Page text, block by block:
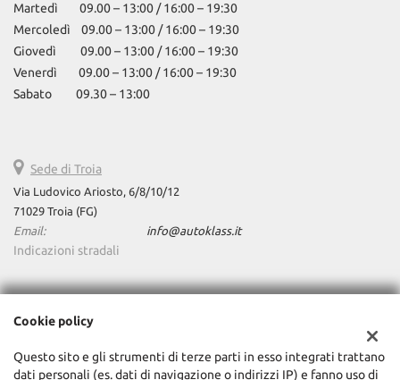
Martedì 09.00 – 13:00 / 16:00 – 19:30
Mercoledì 09.00 – 13:00 / 16:00 – 19:30
Giovedì 09.00 – 13:00 / 16:00 – 19:30
Venerdì 09.00 – 13:00 / 16:00 – 19:30
Sabato 09.30 – 13:00
Sede di Troia
Via Ludovico Ariosto, 6/8/10/12
71029 Troia (FG)
Email:
info@autoklass.it
Indicazioni stradali
Dati fiscali:
Via Ravenna, 98 - Pescara
C.F/P.IVA:02365460688
Cookie policy
Questo sito e gli strumenti di terze parti in esso integrati trattano
dati personali (es. dati di navigazione o indirizzi IP) e fanno uso di